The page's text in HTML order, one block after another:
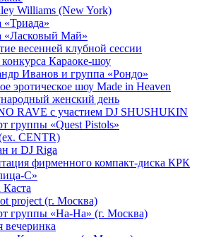
Williams (New York)
«Триада»
«Ласковый Май»
весенней клубной сессии
Караоке-шоу
Иванов и группа «Рондо»
эротическое шоу Made in Heaven
женский день
RAVE с участием DJ SHUSHUKIN
группы «Quest Pistols»
CENTR)
и DJ Riga
фирменного компакт-диска КРК
С»
Каста
project (г. Москва)
группы «На-На» (г. Москва)
вечеринка